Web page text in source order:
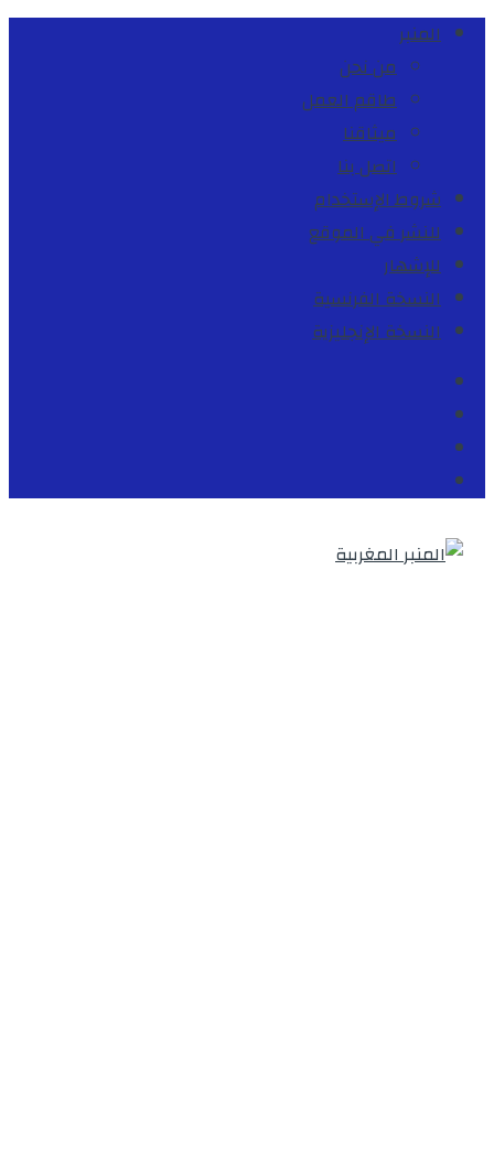
المنبر
من نحن
طاقم العمل
ميثاقنا
اتصل بنا
شروط الإستخدام
للنشر في الموقع
للإشهار
النسخة الفرنسية
النسخة الإنجليزية